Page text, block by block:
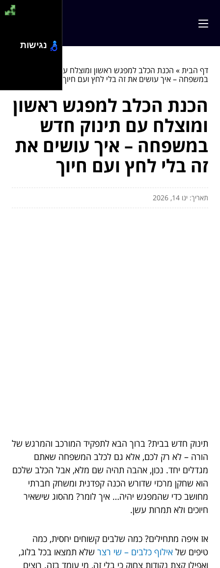
דף הבית» הכנת הכלב למפגש ראשון ומוצלח עם תינוק חדש
במשפחה – איך עושים את זה בלי לחץ ועם חיוך
הכנת הכלב למפגש ראשון
ומוצלח עם תינוק חדש
במשפחה – איך עושים את
זה בלי לחץ ועם חיוך
תאריך: ינו 14, 2026
תינוק חדש בבית? ברוך הבא לתפקיד המורכב והמרגש של
הורה – לא רק לכם, אלא גם לכלב המשפחה שאתם
מגדלים יחד. נכון, אהבה תהיה שם מלא, אבל הכלב שלכם
הוא שחקן מרכזי שדורש הכנה קפדנית ומשחק חברתי
מחושב כדי שהמפגש יהיה… איך לומר? מהסוג שישאיר
חיוכים ולא תמרות עשן.
אז איפה מתחילים? כמה שלבים קשוחים יחסית, כמה
טיפים של אילוף כלבים – שי רצר שלא תמצאו בכל בלוג,
ואפילו קצת נקודות צחוק כי בלי זה, מי עומד בזה. רוצים
נגישות